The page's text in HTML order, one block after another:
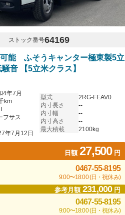
ストック番号64169
能 ふそうキャンター極東製5立
音 【5立米クラス】
4年7月
km
フサス
年7月12日
型式
2RG-FEAV0
内寸長さ
--
内寸幅
--
内寸高さ
--
最大積載
2100kg
日額27,500円
0467-55-8195
9:00〜18:00 (日・祝休み)
参考月額231,000円
0467-55-8195
9:00〜18:00 (日・祝休み)